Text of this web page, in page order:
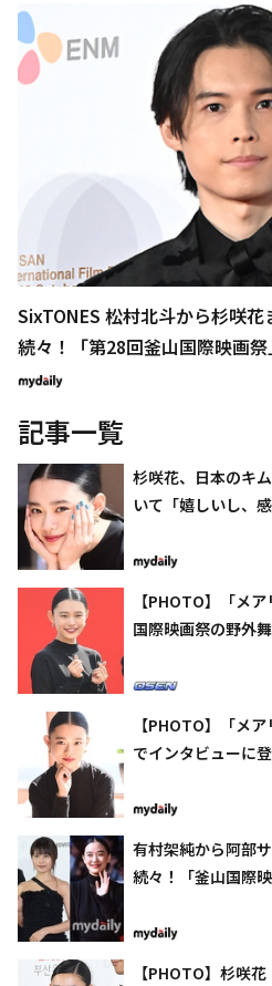
SixTONES 松村北斗から杉咲
続々！「第28回釜山国際映画
ットに登場
記事一覧
杉咲花、日本のキ
いて「嬉しいし、
【PHOTO】「メ
国際映画祭の野外
【PHOTO】「メ
でインタビューに
有村架純から阿部
続々！「釜山国際
【PHOTO】杉咲